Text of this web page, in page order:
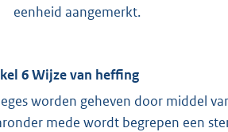
eenheid aangemerkt.
6Wijze van heffing
worden geheven door middel
mede wordt begrepen een